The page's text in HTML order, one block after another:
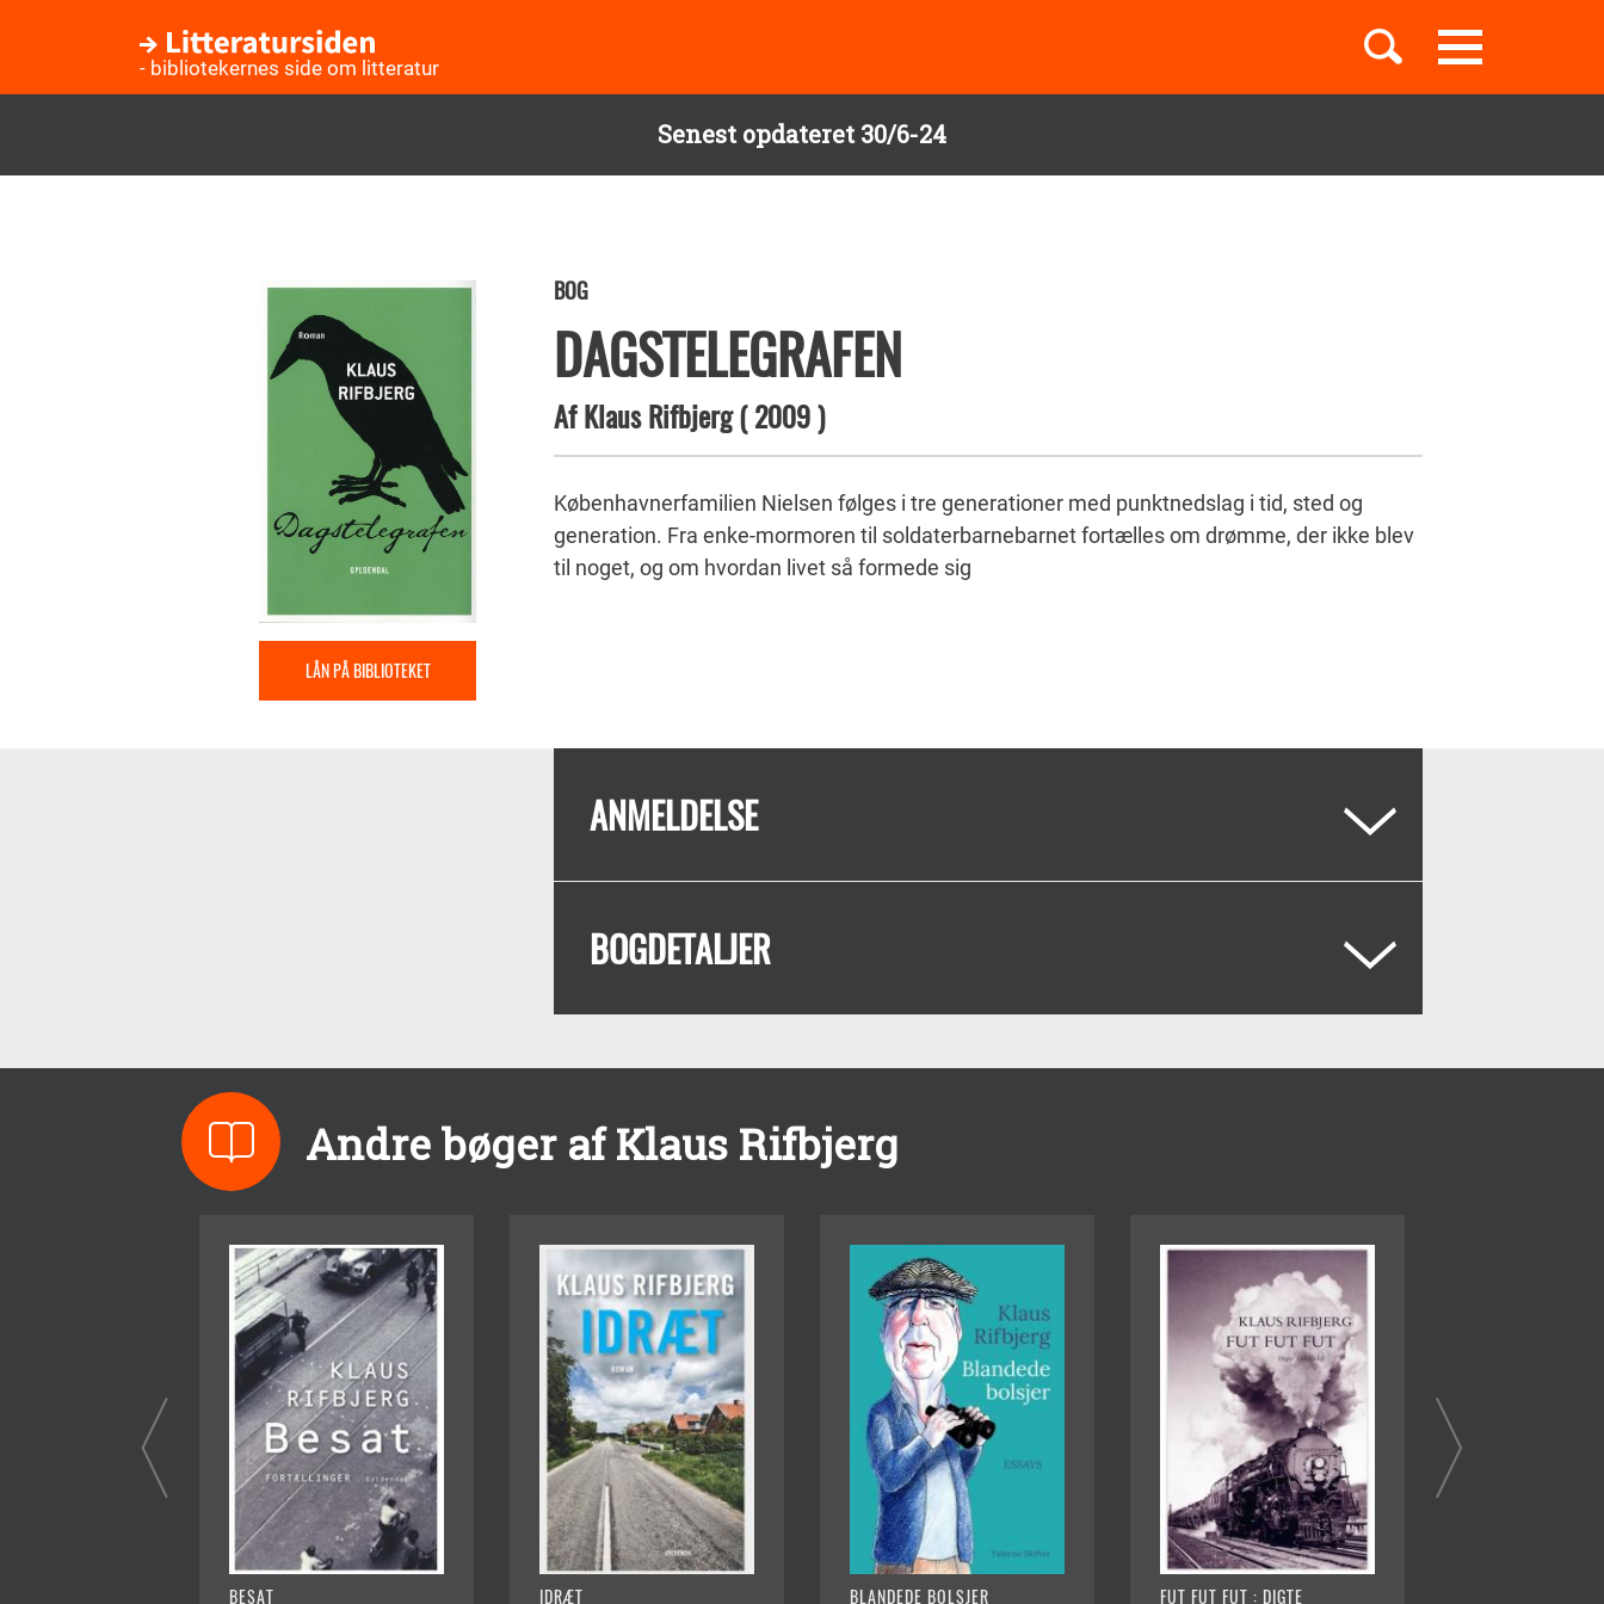
Senest opdateret 30/6-24
Toggle
navigation
- bibliotekernes side om litteratur
Børnebøger
Temaer
LÅN PÅ BIBLIOTEKET
BOG
DAGSTELEGRAFEN
AfKlaus Rifbjerg(2009)
Københavnerfamilien Nielsen følges i tre generationer med punktnedslag i tid, sted og
generation. Fra enke-mormoren til soldaterbarnebarnet fortælles om drømme, der ikke blev
til noget, og om hvordan livet så formede sig
ANMELDELSE
BOGDETALJER
Andre bøger af Klaus Rifbjerg
BESAT
IDRÆT
BLANDEDE BOLSJER
FUT FUT FUT : DIGTE